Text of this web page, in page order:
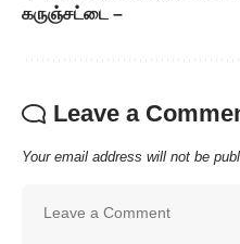
கருஞ்சட்டை –
Leave a
Your email address will not be